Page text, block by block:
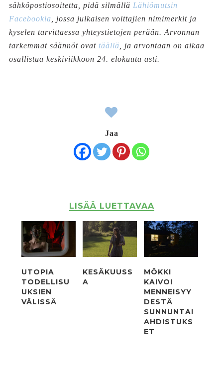
sähköpostiosoitetta, pidä silmällä Lähiömutsin
Facebookia , jossa julkaisen voittajien nimimerkit ja
kyselen tarvittaessa yhteystietojen perään. Arvonnan
tarkemmat säännöt ovat täällä , ja arvontaan on aikaa
osallistua keskiviikkoon 24. elokuuta asti.
Jaa
LISÄÄ LUETTAVAA
UTOPIA
TODELLISU
UKSIEN
VÄLISSÄ
KESÄKUUSS
A
MÖKKI
KAIVOI
MENNEISYY
DESTÄ
SUNNUNTAI
AHDISTUKS
ET